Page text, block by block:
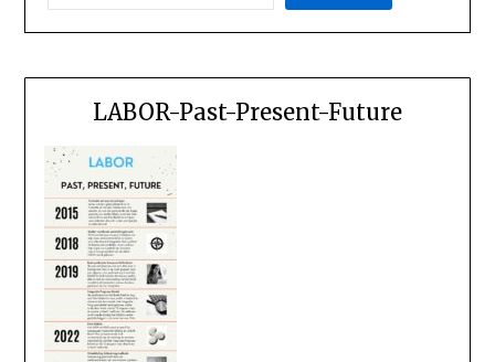
LABOR-Past-Present-Future